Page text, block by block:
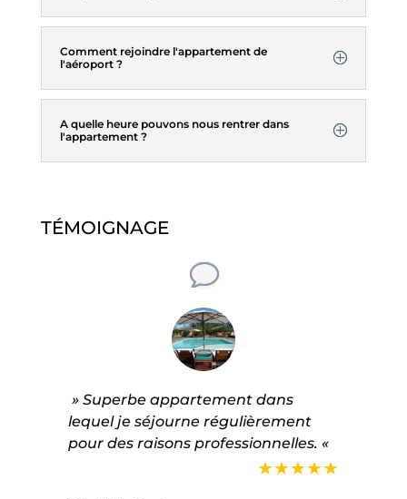
Comment rejoindre l'appartement de
l'aéroport ?
A quelle heure pouvons nous rentrer dans
l'appartement ?
TÉMOIGNAGE
» Superbe appartement dans
lequel je séjourne régulièrement
pour des raisons professionnelles. «
★★★★★